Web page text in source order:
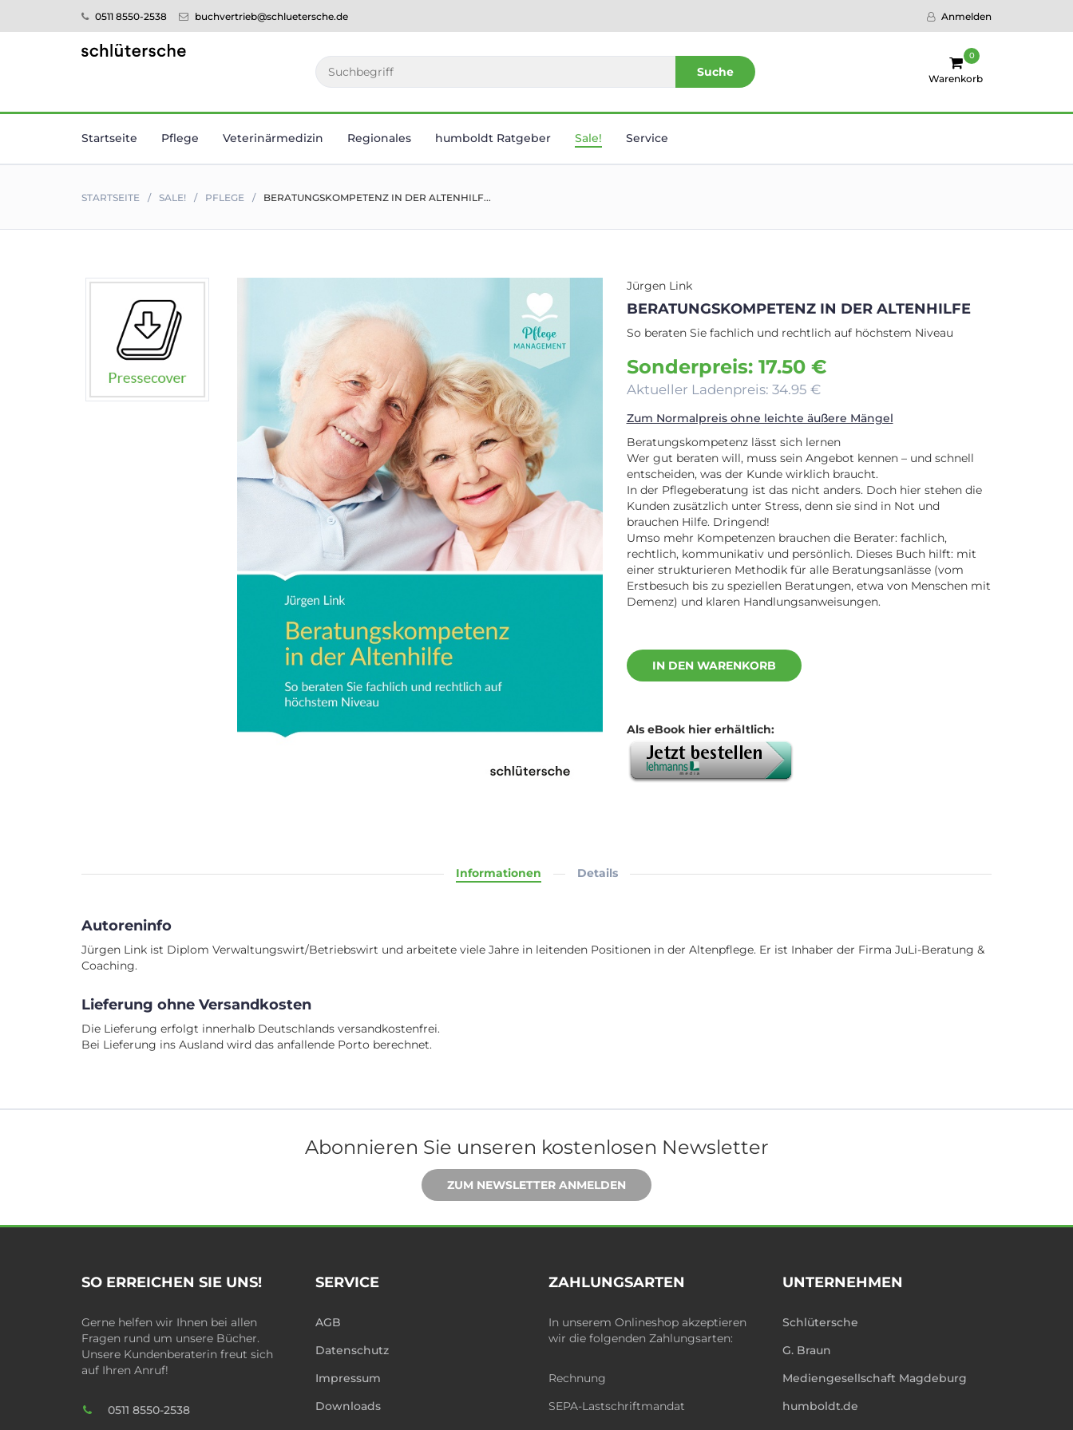
0511 8550-2538 buchvertrieb@schluetersche.de Anmelden
Suche Warenkorb
0
Startseite Pflege Veterinär­medizin Regionales humboldt Ratgeber Sale! Service
STARTSEITE SALE! PFLEGE BERATUNGSKOMPETENZ IN DER ALTENHILF...
Jürgen Link
BERATUNGSKOMPETENZ IN DER ALTENHILFE
So beraten Sie fachlich und rechtlich auf höchstem Niveau
Sonderpreis: 17.50 €
Aktueller Ladenpreis: 34.95 €
Zum Normalpreis ohne leichte äußere Mängel
Beratungskompetenz lässt sich lernen
Wer gut beraten will, muss sein Angebot kennen – und schnell
entscheiden, was der Kunde wirklich braucht.
In der Pflegeberatung ist das nicht anders. Doch hier stehen die
Kunden zusätzlich unter Stress, denn sie sind in Not und
brauchen Hilfe. Dringend!
Umso mehr Kompetenzen brauchen die Berater: fachlich,
rechtlich, kommunikativ und persönlich. Dieses Buch hilft: mit
einer strukturieren Methodik für alle Beratungsanlässe (vom
Erstbesuch bis zu speziellen Beratungen, etwa von Menschen mit
Demenz) und klaren Handlungsanweisungen.
IN DEN WARENKORB
Als eBook hier erhältlich:
Informationen Details
Autoreninfo
Jürgen Link ist Diplom Verwaltungswirt/Betriebswirt und arbeitete viele Jahre in leitenden Positionen in der Altenpflege. Er ist Inhaber der Firma JuLi-Beratung &
Coaching.
Lieferung ohne Versandkosten
Die Lieferung erfolgt innerhalb Deutschlands versandkostenfrei.
Bei Lieferung ins Ausland wird das anfallende Porto berechnet.
Abonnieren Sie unseren kostenlosen Newsletter
ZUM NEWSLETTER ANMELDEN
SO ERREICHEN SIE UNS!
Gerne helfen wir Ihnen bei allen
Fragen rund um unsere Bücher.
Unsere Kundenberaterin freut sich
auf Ihren Anruf!
0511 8550-2538
SERVICE
AGB
Datenschutz
Impressum
Downloads
ZAHLUNGSARTEN
In unserem Onlineshop akzeptieren
wir die folgenden Zahlungsarten:
Rechnung
SEPA-Lastschriftmandat
UNTERNEHMEN
Schlütersche
G. Braun
Mediengesellschaft Magdeburg
humboldt.de